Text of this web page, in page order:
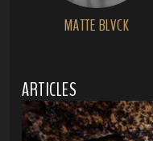
MATTE BLVCK
ARTICLES